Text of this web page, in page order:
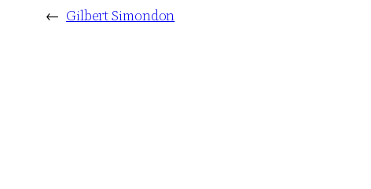
← Gilbert Simondon